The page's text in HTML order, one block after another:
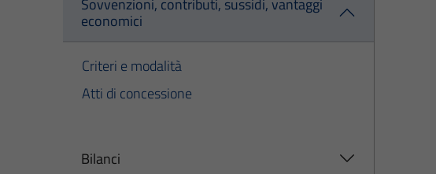
Sovvenzioni, contributi, sussidi, vantaggi
economici
Criteri e modalità
Atti di concessione
Bilanci